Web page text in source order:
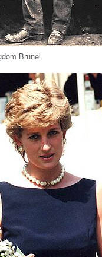
Brunel